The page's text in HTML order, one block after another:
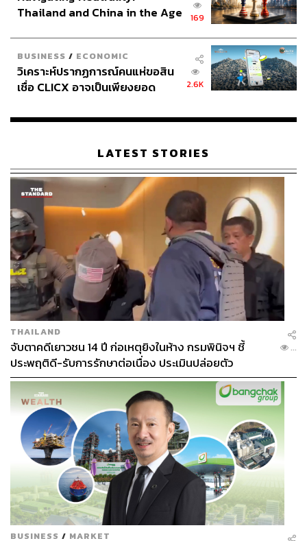
Thailand and China in the Age
169
BUSINESS / ECONOMIC
วิเคราะห์ปรากฏการณ์คนแห่ขอสิน
เชื่อ CLICX อาจเป็นเพียงยอด
เรือนไทยที่ถูกซุกไว้
2.6K
LATEST STORIES
THAILAND
จับตาคดีเยาวชน 14 ปี ก่อเหตุยิงในห้าง กรมพินิจฯ ชี้
ประพฤติดี-รับการรักษาต่อเนื่อง ประเมินปล่อยตัว
...
BUSINESS / MARKET